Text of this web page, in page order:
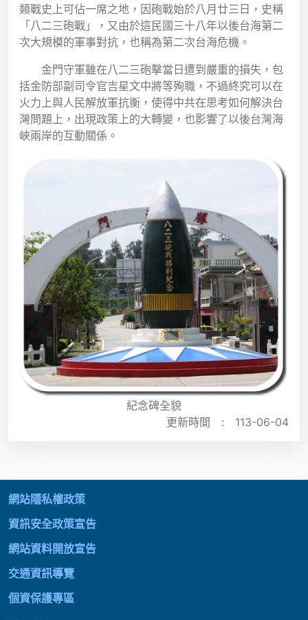
類戰史上可佔一席之地，因砲戰始於八月廿三日，史稱
「八二三砲戰」，又由於這民國三十八年以後台海第二
次大規模的軍事對抗，也稱為第二次台海危機。
金門守軍雖在八二三砲擊當日遭到嚴重的損失，包
括金防部副司令官吉星文中將等殉職，不過終究可以在
火力上與人民解放軍抗衡，使得中共在思考如何解決台
灣問題上，出現政策上的大轉變，也影響了以後台灣海
峽兩岸的互動關係。
紀念碑全貌
更新時間 : 113-06-04
網站隱私權政策
資訊安全政策宣告
網站資料開放宣告
交通資訊導覽
個資保護專區